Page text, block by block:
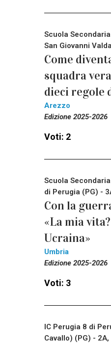
Scuola
San Giovanni
Come
squadra
dieci regole
Arezzo
Edizione 2025-2026
Voti: 2
Scuola
di Perugia (PG) -
Con la
«La mia
Ucraina»
Umbria
Edizione 2025-2026
Voti: 3
IC Perugia 8 di
Cavallo) (PG) - 2A,